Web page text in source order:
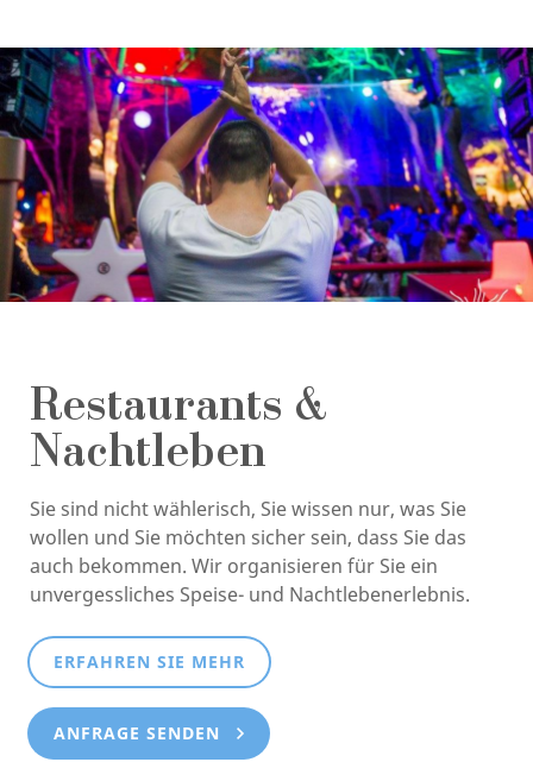
Restaurants &
Nachtleben
Sie sind nicht wählerisch, Sie wissen nur, was Sie
wollen und Sie möchten sicher sein, dass Sie das
auch bekommen. Wir organisieren für Sie ein
unvergessliches Speise- und Nachtlebenerlebnis.
ERFAHREN SIE MEHR
ANFRAGE SENDEN